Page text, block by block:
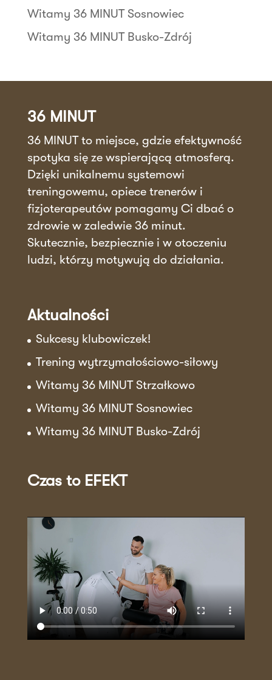
Witamy 36 MINUT Sosnowiec
Witamy 36 MINUT Busko-Zdrój
36 MINUT
36 MINUT to miejsce, gdzie efektywność
spotyka się ze wspierającą atmosferą.
Dzięki unikalnemu systemowi
treningowemu, opiece trenerów i
fizjoterapeutów pomagamy Ci dbać o
zdrowie w zaledwie 36 minut.
Skutecznie, bezpiecznie i w otoczeniu
ludzi, którzy motywują do działania.
Aktualności
Sukcesy klubowiczek!
Trening wytrzymałościowo-siłowy
Witamy 36 MINUT Strzałkowo
Witamy 36 MINUT Sosnowiec
Witamy 36 MINUT Busko-Zdrój
Czas to EFEKT